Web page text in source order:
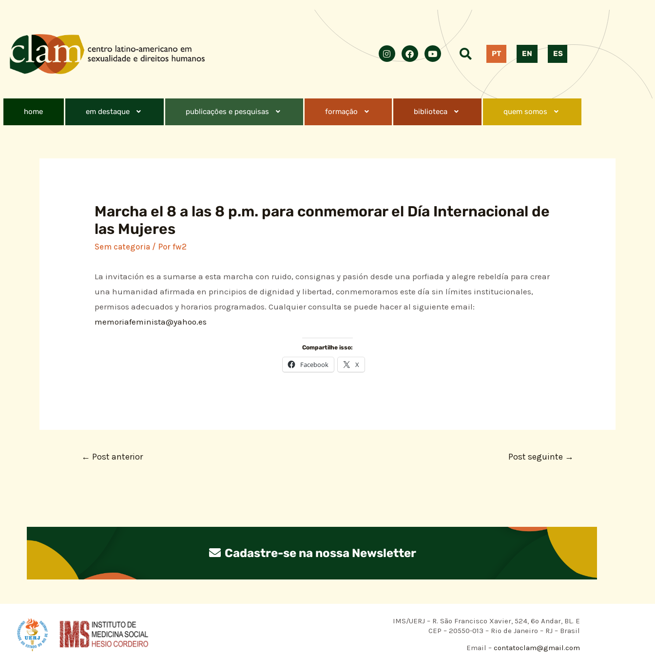
PT EN ES
home em destaque publicações e pesquisas formação biblioteca quem somos
Marcha el 8 a las 8 p.m. para conmemorar el Día Internacional de
las Mujeres
Sem categoria / Porfw2
La invitación es a sumarse a esta marcha con ruido, consignas y pasión desde una porfiada y alegre rebeldía para crear
una humanidad afirmada en principios de dignidad y libertad, conmemoramos este día sin límites institucionales,
permisos adecuados y horarios programados. Cualquier consulta se puede hacer al siguiente email:
memoriafeminista@yahoo.es
Compartilhe isso:
Facebook X
← Post anterior Post seguinte →
Cadastre-se na nossa Newsletter
IMS/UERJ – R. São Francisco Xavier, 524, 6º Andar, BL. E
CEP – 20550-013 – Rio de Janeiro – RJ – Brasil
Email –contatoclam@gmail.com